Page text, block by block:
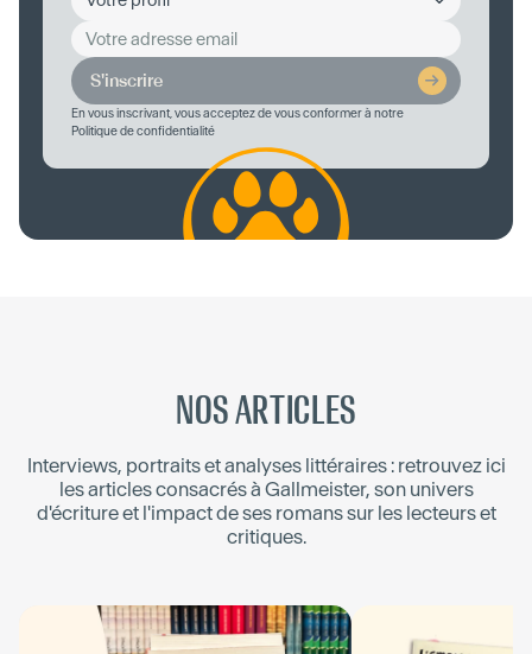
S'inscrire
En vous inscrivant, vous acceptez de vous conformer à notre
Politique de confidentialité
NOS ARTICLES
Interviews, portraits et analyses littéraires : retrouvez ici
les articles consacrés à Gallmeister, son univers
d'écriture et l'impact de ses romans sur les lecteurs et
critiques.